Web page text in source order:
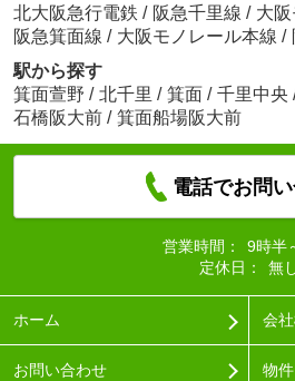
北大阪急行電鉄 / 阪急千里線 / 大
阪急箕面線 / 大阪モノレール本線 /
駅から探す
箕面萱野 / 北千里 / 箕面 / 千里中央
石橋阪大前 / 箕面船場阪大前
電話でお問
営業時間：
9時半
定休日：
無
ホーム 会
お問い合わせ 物